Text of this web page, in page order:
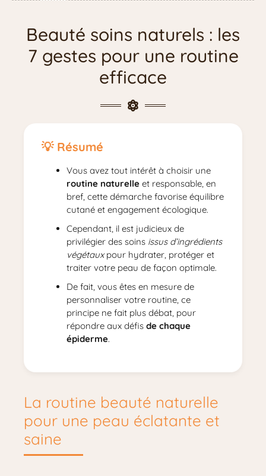
Beauté soins naturels : les
7 gestes pour une routine
efficace
Résumé
Vous avez tout intérêt à choisir une
routine naturelle et responsable, en
bref, cette démarche favorise équilibre
cutané et engagement écologique.
Cependant, il est judicieux de
privilégier des soins issus d’ingrédients
végétauxpour hydrater, protéger et
traiter votre peau de façon optimale.
De fait, vous êtes en mesure de
personnaliser votre routine, ce
principe ne fait plus débat, pour
répondre aux défis de chaque
épiderme.
La routine beauté naturelle
pour une peau éclatante et
saine